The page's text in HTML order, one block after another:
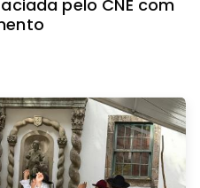
pelo CNE com